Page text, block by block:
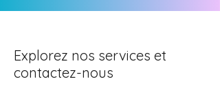
Explorez nos services et
contactez-nous